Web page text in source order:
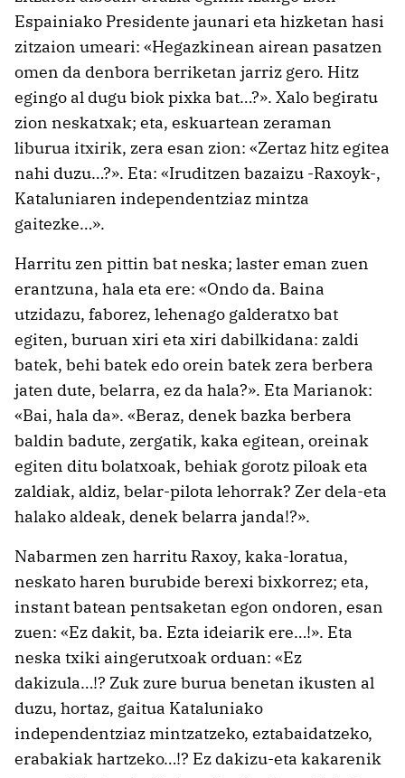
Espainiako Presidente jaunari eta hizketan hasi
zitzaion umeari: «Hegazkinean airean pasatzen
omen da denbora berriketan jarriz gero. Hitz
egingo al dugu biok pixka bat…?». Xalo begiratu
zion neskatxak; eta, eskuartean zeraman
liburua itxirik, zera esan zion: «Zertaz hitz egitea
nahi duzu…?». Eta: «Iruditzen bazaizu -Raxoyk-,
Kataluniaren independentziaz mintza
gaitezke…».
Harritu zen pittin bat neska; laster eman zuen
erantzuna, hala eta ere: «Ondo da. Baina
utzidazu, faborez, lehenago galderatxo bat
egiten, buruan xiri eta xiri dabilkidana: zaldi
batek, behi batek edo orein batek zera berbera
jaten dute, belarra, ez da hala?». Eta Marianok:
«Bai, hala da». «Beraz, denek bazka berbera
baldin badute, zergatik, kaka egitean, oreinak
egiten ditu bolatxoak, behiak gorotz piloak eta
zaldiak, aldiz, belar-pilota lehorrak? Zer dela-eta
halako aldeak, denek belarra janda!?».
Nabarmen zen harritu Raxoy, kaka-loratua,
neskato haren burubide berexi bixkorrez; eta,
instant batean pentsaketan egon ondoren, esan
zuen: «Ez dakit, ba. Ezta ideiarik ere…!». Eta
neska txiki aingerutxoak orduan: «Ez
dakizula…!? Zuk zure burua benetan ikusten al
duzu, hortaz, gaitua Kataluniako
independentziaz mintzatzeko, eztabaidatzeko,
erabakiak hartzeko…!? Ez dakizu-eta kakarenik